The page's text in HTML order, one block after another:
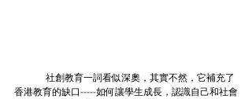
香港教育的缺口-----如何讓學生成長，認識自己和社會